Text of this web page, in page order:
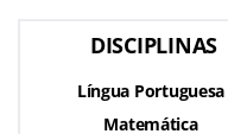
DISCIPLINAS
Língua Portuguesa
Matemática